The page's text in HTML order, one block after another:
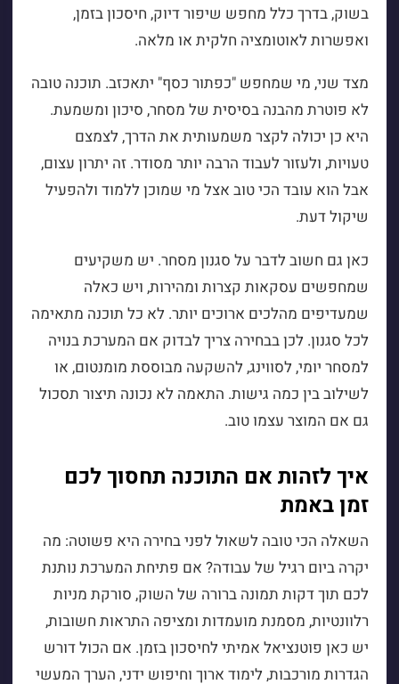
בשוק, בדרך כלל מחפש שיפור דיוק, חיסכון בזמן,
ואפשרות לאוטומציה חלקית או מלאה.
מצד שני, מי שמחפש "כפתור כסף" יתאכזב. תוכנה טובה
לא פוטרת מהבנה בסיסית של מסחר, סיכון ומשמעת.
היא כן יכולה לקצר משמעותית את הדרך, לצמצם
טעויות, ולעזור לעבוד הרבה יותר מסודר. זה יתרון עצום,
אבל הוא עובד הכי טוב אצל מי שמוכן ללמוד ולהפעיל
שיקול דעת.
כאן גם חשוב לדבר על סגנון מסחר. יש משקיעים
שמחפשים עסקאות קצרות ומהירות, ויש כאלה
שמעדיפים מהלכים ארוכים יותר. לא כל תוכנה מתאימה
לכל סגנון. לכן בבחירה צריך לבדוק אם המערכת בנויה
למסחר יומי, לסווינג, להשקעה מבוססת מומנטום, או
לשילוב בין כמה גישות. התאמה לא נכונה תיצור תסכול
גם אם המוצר עצמו טוב.
איך לזהות אם התוכנה תחסוך לכם
זמן באמת
השאלה הכי טובה לשאול לפני בחירה היא פשוטה: מה
יקרה ביום רגיל של עבודה? אם פתיחת המערכת נותנת
לכם תוך דקות תמונה ברורה של השוק, סורקת מניות
רלוונטיות, מסמנת מועמדות ומציפה התראות חשובות,
יש כאן פוטנציאל אמיתי לחיסכון בזמן. אם הכול דורש
הגדרות מורכבות, לימוד ארוך וחיפוש ידני, הערך המעשי